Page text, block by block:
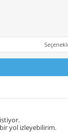
yol izleyebilirim.